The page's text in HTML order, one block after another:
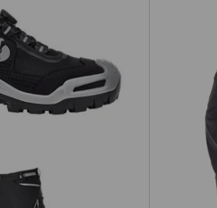
hautes de sécurité
II low